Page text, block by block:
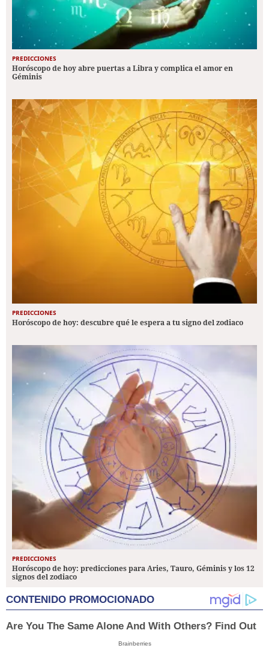
PREDICCIONES
Horóscopo de hoy abre puertas a Libra y complica el amor en
Géminis
PREDICCIONES
Horóscopo de hoy: descubre qué le espera a tu signo del zodiaco
PREDICCIONES
Horóscopo de hoy: predicciones para Aries, Tauro, Géminis y los 12
signos del zodiaco
CONTENIDO PROMOCIONADO
Are You The Same Alone And With Others? Find Out
Brainberries